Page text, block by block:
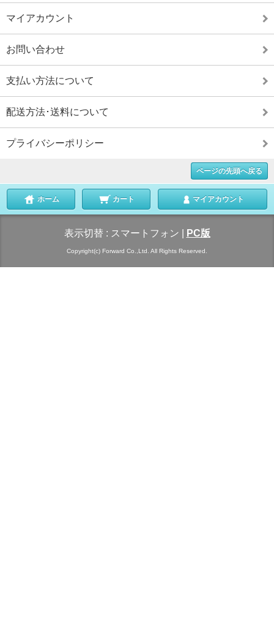
マイアカウント
お問い合わせ
支払い方法について
配送方法･送料について
プライバシーポリシー
ページの先頭へ戻る
ホーム カート マイアカウント
表示切替 : スマートフォン PC版
Copyright(c) Forward Co.,Ltd. All Rights Reserved.